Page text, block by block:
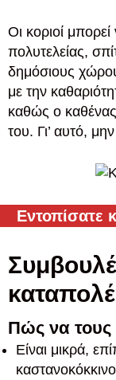
Οι κοριοί
πολυτελείας,
δημόσιους
με την
καθώς ο
του. Γι’ αυτό,
Εντοπίσατε
Πώς να τους
Είναι μικρά,